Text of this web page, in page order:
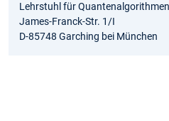
Lehrstuhl für
James-Franck-Str. 1/I
D-85748 Garching bei München